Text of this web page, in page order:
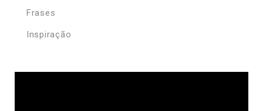
Frases
Inspiração